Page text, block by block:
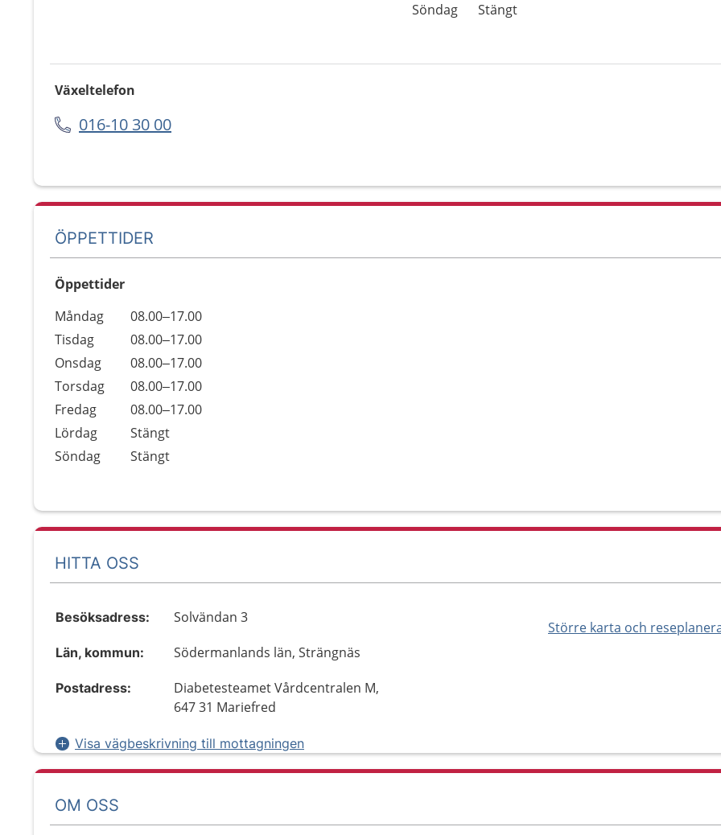
Söndag
Stängt
Växeltelefon
016-10 30 00
ÖPPETTIDER
Öppettider
Dag
Öppettider
Kommentarer
Måndag
08.00–17.00
Tisdag
08.00–17.00
Onsdag
08.00–17.00
Torsdag
08.00–17.00
Fredag
08.00–17.00
Lördag
Stängt
Söndag
Stängt
HITTA OSS
Större karta och
Besöksadress: Solvändan 3
Län, kommun: Södermanlands län, Strängnäs
Postadress:
Diabetesteamet Vårdcentralen M,
647 31 Mariefred
Visa vägbeskrivning till mottagningen
OM OSS